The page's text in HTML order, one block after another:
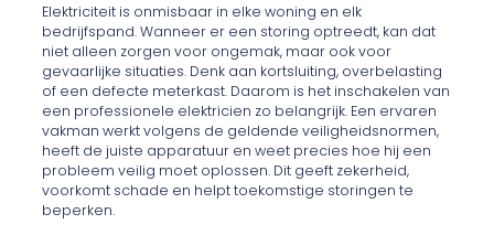
Elektriciteit is onmisbaar in elke woning en elk
bedrijfspand. Wanneer er een storing optreedt, kan dat
niet alleen zorgen voor ongemak, maar ook voor
gevaarlijke situaties. Denk aan kortsluiting, overbelasting
of een defecte meterkast. Daarom is het inschakelen van
een professionele elektricien zo belangrijk. Een ervaren
vakman werkt volgens de geldende veiligheidsnormen,
heeft de juiste apparatuur en weet precies hoe hij een
probleem veilig moet oplossen. Dit geeft zekerheid,
voorkomt schade en helpt toekomstige storingen te
beperken.